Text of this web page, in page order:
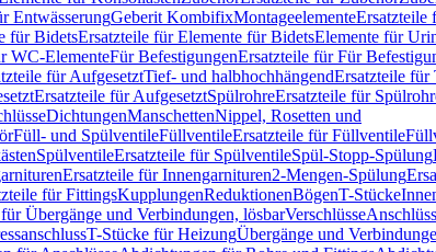
EntwässerungGeberit KombifixMontageelementeErsatzteile
für BidetsErsatzteile für Elemente für BidetsElemente für
WC-ElementeFür BefestigungenErsatzteile für Für
für AufgesetztTief- und halbhochhängendErsatzteile für
Ersatzteile für AufgesetztSpülrohreErsatzteile für
DichtungenManschettenNippel, Rosetten und
Füll- und SpülventileFüllventileErsatzteile für Füllventile
SpülventileErsatzteile für SpülventileSpül-Stopp-Spülung
Ersatzteile für Innengarnituren2-Mengen-Spülung
für FittingsKupplungenReduktionenBögenT-Stücke
Übergänge und Verbindungen, lösbarVerschlüsse
T-Stücke für HeizungÜbergänge und